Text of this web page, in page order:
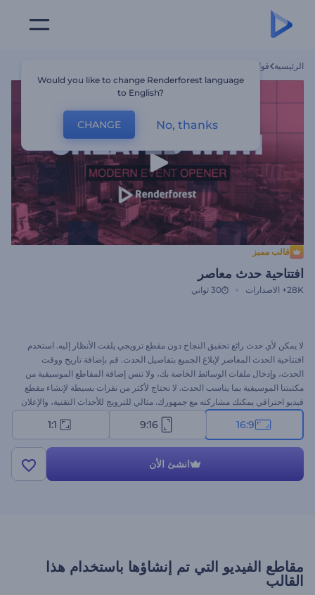
الرئيسية قوالب
قالب مميز
افتتاحية حدث معاصر
28K+ الاصدارات 30 ثواني
لا يمكن لأي حدث رائع تحقيق النجاح دون مقطع ترويجي يلفت الأنظار إليه. استخدم
افتتاحية الحدث المعاصر لإبلاغ الجميع بتفاصيل الحدث. قم بإضافة تاريخ ووقت
الحدث، وإدخال ملفات الوسائط الخاصة بك، ولا تنس إضافة المقاطع الموسيقية من
مكتبتنا الموسيقية بما يناسب الحدث. لا تحتاج لأكثر من نقرات بسيطة لإنشاء مقطع
فيديو احترافي يمكنك مشاركته مع جمهورك. مثالي للترويج للأحداث التقنية، والإعلان
عن المؤتمرات، ومقاطع الفعاليات العملية، وافتتاحيات العروض التقديمية، وغيرها
من المشروعات. جرب الآن.
16:9
9:16
1:1
انشئ الأن
مقاطع الفيديو التي تم إنشاؤها باستخدام هذا
القالب
Would you like to change Renderforest language
to English?
CHANGE No, thanks